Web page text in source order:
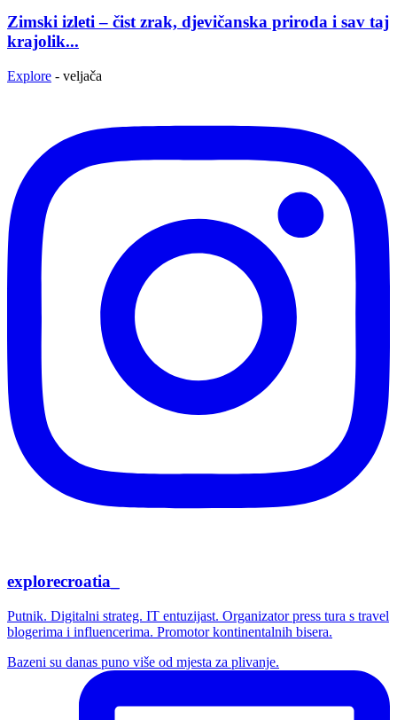
Zimski izleti – čist zrak, djevičanska priroda i sav taj
krajolik...
Explore - veljača
explorecroatia_
Putnik. Digitalni strateg. IT entuzijast. Organizator press tura s travel
blogerima i influencerima. Promotor kontinentalnih bisera.
Bazeni su danas puno više od mjesta za plivanje.